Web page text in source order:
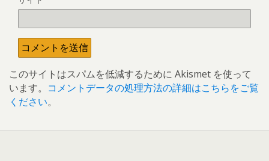
このサイトはスパムを低減するために Akismet を使って
います。 コメントデータの処理方法の詳細はこちらをご覧
ください。